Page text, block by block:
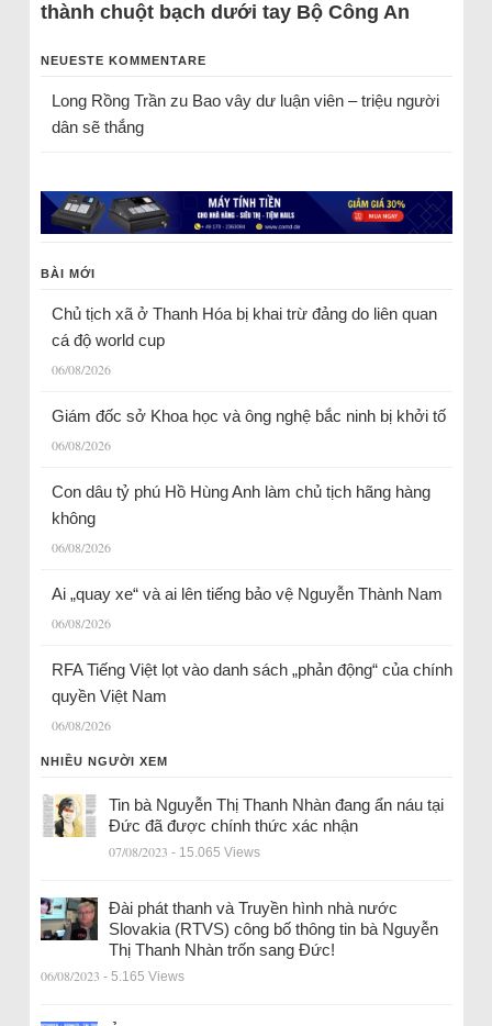
thành chuột bạch dưới tay Bộ Công An
NEUESTE KOMMENTARE
Long Rồng Trầnzu Bao vây dư luận viên – triệu người
dân sẽ thắng
BÀI MỚI
Chủ tịch xã ở Thanh Hóa bị khai trừ đảng do liên quan
cá độ world cup
06/08/2026
Giám đốc sở Khoa học và ông nghệ bắc ninh bị khởi tố
06/08/2026
Con dâu tỷ phú Hồ Hùng Anh làm chủ tịch hãng hàng
không
06/08/2026
Ai „quay xe“ và ai lên tiếng bảo vệ Nguyễn Thành Nam
06/08/2026
RFA Tiếng Việt lọt vào danh sách „phản động“ của chính
quyền Việt Nam
06/08/2026
NHIỀU NGƯỜI XEM
Tin bà Nguyễn Thị Thanh Nhàn đang ẩn náu tại
Đức đã được chính thức xác nhận
07/08/2023 - 15.065 Views
Đài phát thanh và Truyền hình nhà nước
Slovakia (RTVS) công bố thông tin bà Nguyễn
Thị Thanh Nhàn trốn sang Đức!
06/08/2023 - 5.165 Views